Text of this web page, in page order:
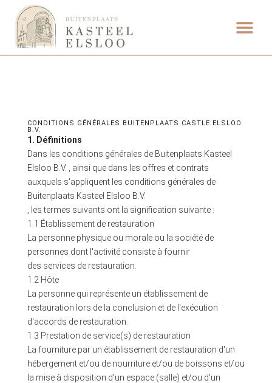
CONDITIONS GÉNÉRALES BUITENPLAATS CASTLE ELSLOO
B.V.
1. Définitions
Dans les conditions générales de Buitenplaats Kasteel
Elsloo B.V. , ainsi que dans les offres et contrats
auxquels s'appliquent les conditions générales de
Buitenplaats Kasteel Elsloo B.V.
, les termes suivants ont la signification suivante :
1.1 Établissement de restauration
La personne physique ou morale ou la société de
personnes dont l'activité consiste à fournir
des services de restauration.
1.2 Hôte
La personne qui représente un établissement de
restauration lors de la conclusion et de l'exécution
d'accords de restauration.
1.3 Prestation de service(s) de restauration
La fourniture par un établissement de restauration d'un
hébergement et/ou de nourriture et/ou de boissons et/ou
la mise à disposition d'un espace (salle) et/ou d'un